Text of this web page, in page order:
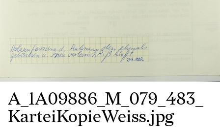
A_1A09886_M_079_483_
KarteiKopieWeiss.jpg